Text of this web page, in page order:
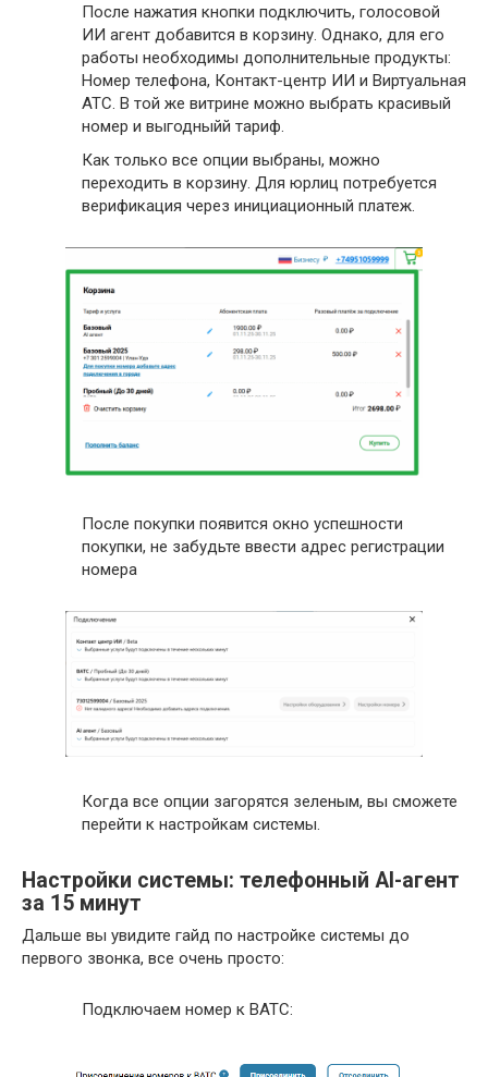
После нажатия кнопки подключить, голосовой
ИИ агент добавится в корзину. Однако, для его
работы необходимы дополнительные продукты:
Номер телефона, Контакт-центр ИИ и Виртуальная
АТС. В той же витрине можно выбрать красивый
номер и выгодныйй тариф.
Как только все опции выбраны, можно
переходить в корзину. Для юрлиц потребуется
верификация через инициационный платеж.
После покупки появится окно успешности
покупки, не забудьте ввести адрес регистрации
номера
Когда все опции загорятся зеленым, вы сможете
перейти к настройкам системы.
Настройки системы: телефонный AI-агент
за 15 минут
Дальше вы увидите гайд по настройке системы до
первого звонка, все очень просто:
Подключаем номер к ВАТС: